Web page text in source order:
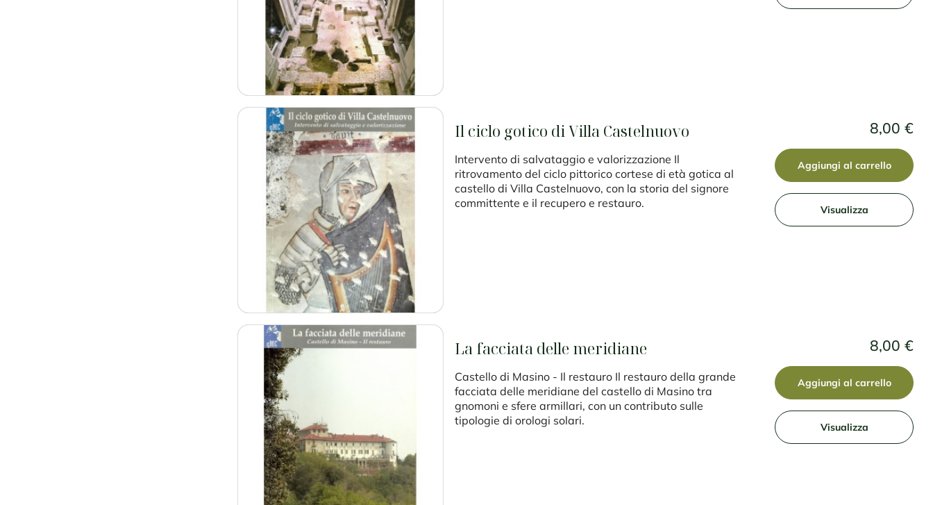
Il ciclo gotico di Villa Castelnuovo
Intervento di salvataggio e valorizzazione Il
ritrovamento del ciclo pittorico cortese di età gotica al
castello di Villa Castelnuovo, con la storia del signore
committente e il recupero e restauro.
8,00 €
Aggiungi al carrello
Visualizza
La facciata delle meridiane
Castello di Masino - Il restauro Il restauro della grande
facciata delle meridiane del castello di Masino tra
gnomoni e sfere armillari, con un contributo sulle
tipologie di orologi solari.
8,00 €
Aggiungi al carrello
Visualizza